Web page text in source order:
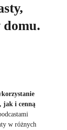
domu.
jak i cenną
w różnych